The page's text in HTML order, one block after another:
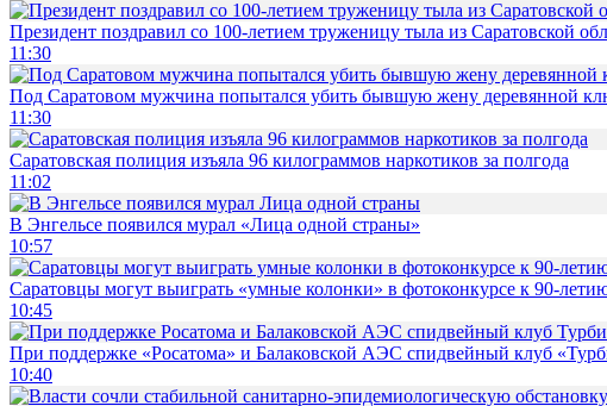
Президент поздравил со 100-летием труженицу тыла из Саратовской
11:30
Под Саратовом мужчина попытался убить бывшую жену деревянной
11:30
Саратовская полиция изъяла 96 килограммов наркотиков за полгода
11:02
В Энгельсе появился мурал «Лица одной страны»
10:57
Саратовцы могут выиграть «умные колонки» в фотоконкурсе к 90-
10:45
При поддержке «Росатома» и Балаковской АЭС спидвейный клуб
10:40